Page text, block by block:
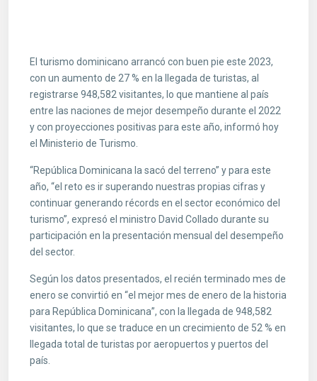
El turismo dominicano arrancó con buen pie este 2023,
con un aumento de 27 % en la llegada de turistas, al
registrarse 948,582 visitantes, lo que mantiene al país
entre las naciones de mejor desempeño durante el 2022
y con proyecciones positivas para este año, informó hoy
el Ministerio de Turismo.
“República Dominicana la sacó del terreno” y para este
año, “el reto es ir superando nuestras propias cifras y
continuar generando récords en el sector económico del
turismo”, expresó el ministro David Collado durante su
participación en la presentación mensual del desempeño
del sector.
Según los datos presentados, el recién terminado mes de
enero se convirtió en “el mejor mes de enero de la historia
para República Dominicana”, con la llegada de 948,582
visitantes, lo que se traduce en un crecimiento de 52 % en
llegada total de turistas por aeropuertos y puertos del
país.